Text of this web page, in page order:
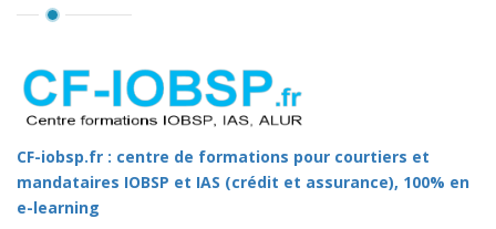
CF-iobsp.fr : centre de formations pour courtiers et
mandataires IOBSP et IAS (crédit et assurance), 100% en
e-learning